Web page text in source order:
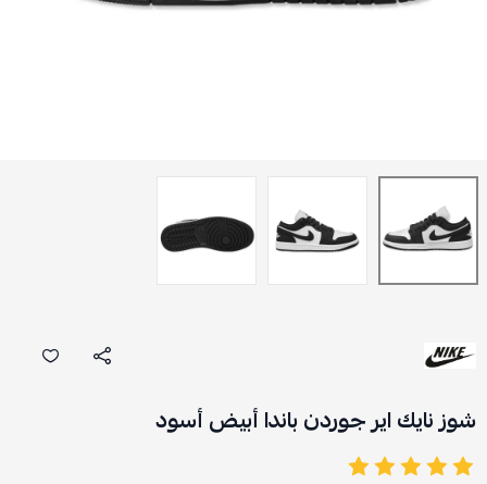
شوز نايك اير جوردن باندا أبيض أسود